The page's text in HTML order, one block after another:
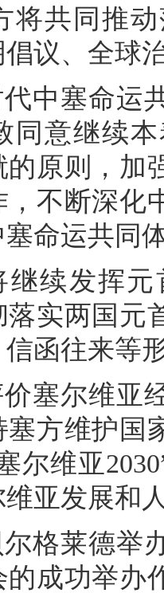
将共同推
议、全球
中塞命运
同意继续
的原则，加
，不断深化
命运共同
继续发挥
落实两国元
函往来等
塞尔维亚
塞方维护国
尔维亚
亚发展和
格莱德举
成功举办